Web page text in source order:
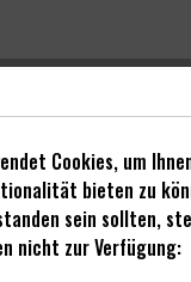
Vorderrad
Cookies, um
bieten zu
sein sollten,
nicht zur Verfügung: